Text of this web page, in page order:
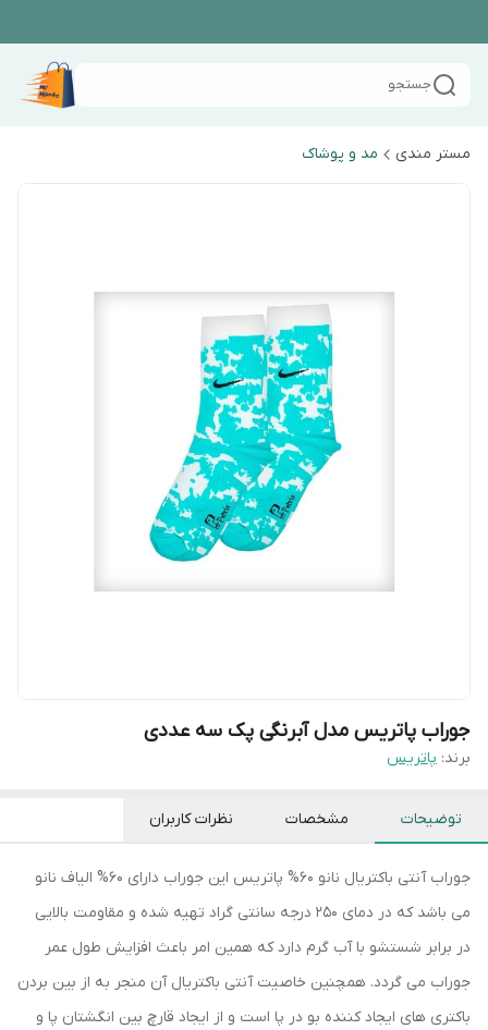
جستجو
مستر مندی مد و پوشاک
جوراب پاتریس مدل آبرنگی پک سه عددی
برند: پاتریس
توضیحات مشخصات نظرات کاربران
جوراب آنتی باکتریال نانو 60% پاتریس این جوراب دارای 60% الیاف نانو
می باشد که در دمای 250 درجه سانتی گراد تهیه شده و مقاومت بالایی
در برابر شستشو با آب گرم دارد که همین امر باعث افزایش طول عمر
جوراب می گردد. همچنین خاصیت آنتی باکتریال آن منجر به از بین بردن
باکتری های ایجاد کننده بو در پا است و از ایجاد قارچ بین انگشتان پا و